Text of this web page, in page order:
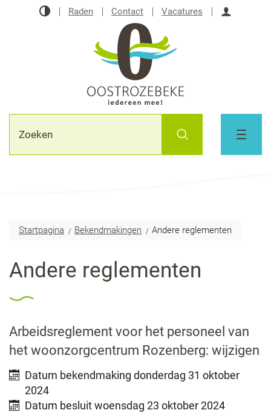
Naar
inhoud
Hoog
Raden Contact
Vacatures
kunnen
MENU
Startpagina Bekendmakingen Andere reglementen
Andere reglementen
Overzicht
bekendmakingen
Arbeidsreglement voor het personeel van
het woonzorgcentrum Rozenberg: wijzigen
Datum bekendmaking donderdag 31 oktober
2024
Datum besluitwoensdag 23 oktober 2024